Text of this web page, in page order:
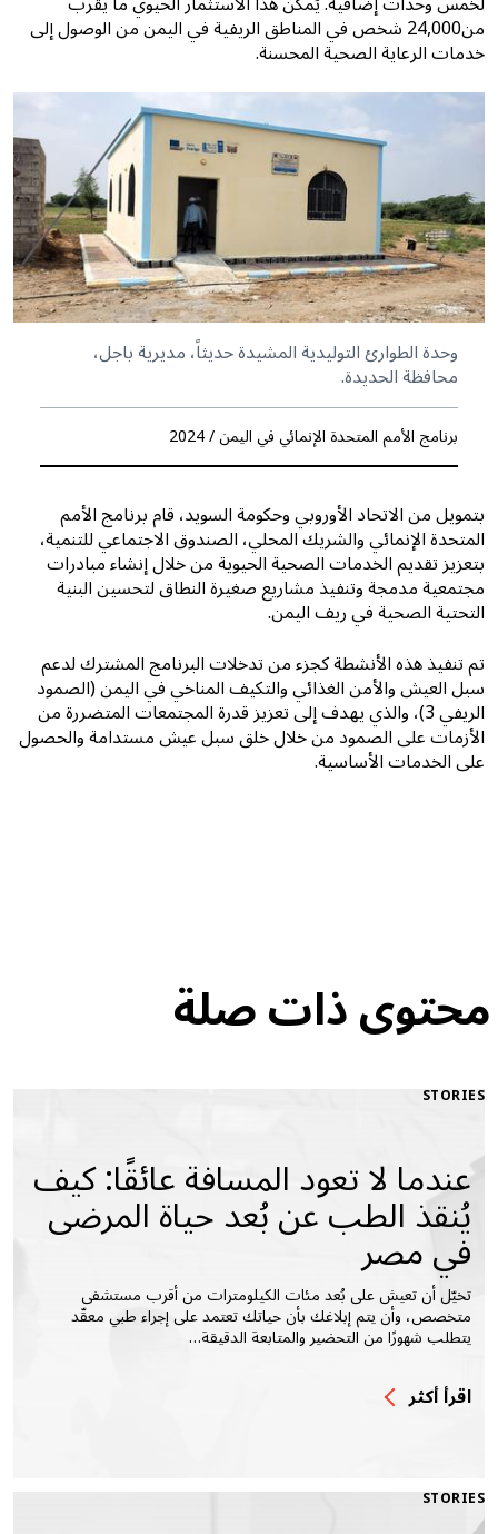
من24,000 شخص في المناطق الريفية في اليمن من الوصول إلى
خدمات الرعاية الصحية المحسنة.
وحدة الطوارئ التوليدية المشيدة حديثاً، مديرية باجل،
محافظة الحديدة.
برنامج الأمم المتحدة الإنمائي في اليمن / 2024
بتمويل من الاتحاد الأوروبي وحكومة السويد، قام برنامج الأمم
المتحدة الإنمائي والشريك المحلي، الصندوق الاجتماعي للتنمية،
بتعزيز تقديم الخدمات الصحية الحيوية من خلال إنشاء مبادرات
مجتمعية مدمجة وتنفيذ مشاريع صغيرة النطاق لتحسين البنية
التحتية الصحية في ريف اليمن.
تم تنفيذ هذه الأنشطة كجزء من تدخلات البرنامج المشترك لدعم
سبل العيش والأمن الغذائي والتكيف المناخي في اليمن (الصمود
الريفي 3)، والذي يهدف إلى تعزيز قدرة المجتمعات المتضررة من
الأزمات على الصمود من خلال خلق سبل عيش مستدامة والحصول
على الخدمات الأساسية.
محتوى ذات صلة
STORIES
عندما لا تعود المسافة عائقًا: كيف
يُنقذ الطب عن بُعد حياة المرضى
في مصر
تخيّل أن تعيش على بُعد مئات الكيلومترات من أقرب مستشفى
متخصص، وأن يتم إبلاغك بأن حياتك تعتمد على إجراء طبي معقّد
يتطلب شهورًا من التحضير والمتابعة الدقيقة…
اقرأ أكثر
STORIES